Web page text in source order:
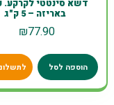
דשא סינטטי לקרקע.
באריזה – 5 ק"ג
₪77.90
הוספה לסל